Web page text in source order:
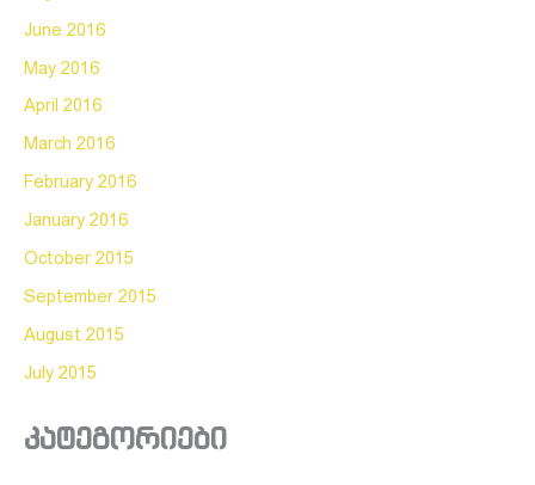
June 2016
May 2016
April 2016
March 2016
February 2016
January 2016
October 2015
September 2015
August 2015
July 2015
კატეგორიები